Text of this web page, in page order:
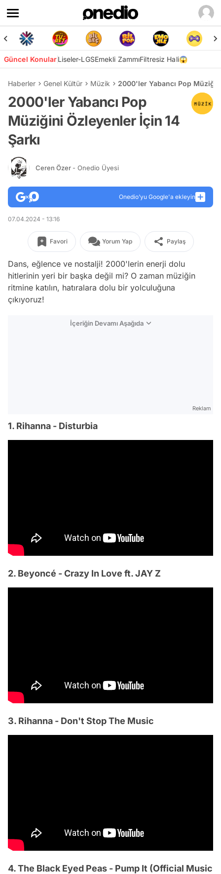
Güncel KonularLiseler-LGSEmekli ZammıFiltresiz Hali😱
Haberler Genel Kültür Müzik 2000'ler Yabancı Pop
2000'ler Yabancı Pop
Müziğini Özleyenler İçin 14
Şarkı
Ceren Özer - Onedio Üyesi
Onedio’yu Google'a ekleyin
07.04.2024 - 13:16
Favori Yorum Yap Paylaş
Dans, eğlence ve nostalji! 2000'lerin enerji dolu
hitlerinin yeri bir başka değil mi? O zaman müziğin
ritmine katılın, hatıralara dolu bir yolculuğuna
çıkıyoruz!
İçeriğin Devamı Aşağıda
Reklam
1. Rihanna - Disturbia
2. Beyoncé - Crazy In Love ft. JAY Z
3. Rihanna - Don't Stop The Music
4. The Black Eyed Peas - Pump It (Official Music